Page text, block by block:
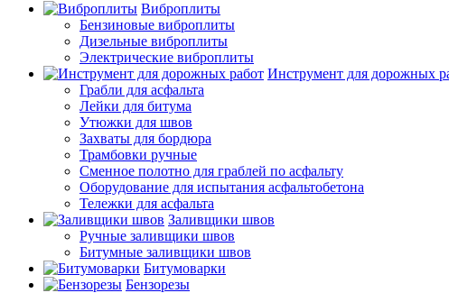
Виброплиты
Бензиновые виброплиты
Дизельные виброплиты
Электрические виброплиты
Инструмент для дорожных
Грабли для асфальта
Лейки для битума
Утюжки для швов
Захваты для бордюра
Трамбовки ручные
Сменное полотно для граблей по асфальту
Оборудование для испытания асфальтобетона
Тележки для асфальта
Заливщики швов
Ручные заливщики швов
Битумные заливщики швов
Битумоварки
Бензорезы